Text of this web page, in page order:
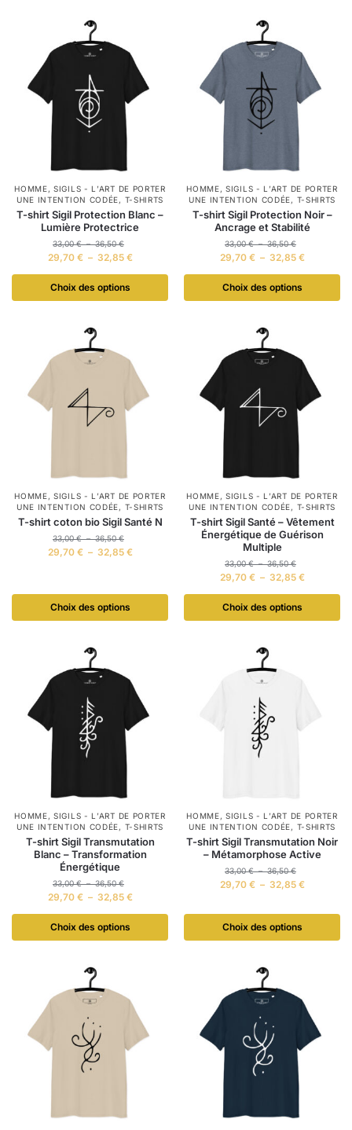
HOMME,SIGILS - L’ART DE PORTER
UNE INTENTION CODÉE, T-SHIRTS
T-shirt Sigil Protection Blanc –
Lumière Protectrice
33,00€ – 36,50€
29,70 € – 32,85 €
Choix des options
HOMME,SIGILS - L’ART DE PORTER
UNE INTENTION CODÉE, T-SHIRTS
T-shirt Sigil Protection Noir –
Ancrage et Stabilité
33,00€ – 36,50€
29,70 € – 32,85 €
Choix des options
HOMME,SIGILS - L’ART DE PORTER
UNE INTENTION CODÉE, T-SHIRTS
T-shirt coton bio Sigil Santé N
33,00€ – 36,50€
29,70 € – 32,85 €
Choix des options
HOMME,SIGILS - L’ART DE PORTER
UNE INTENTION CODÉE, T-SHIRTS
T-shirt Sigil Santé – Vêtement
Énergétique de Guérison
Multiple
33,00€ – 36,50€
29,70 € – 32,85 €
Choix des options
HOMME,SIGILS - L’ART DE PORTER
UNE INTENTION CODÉE, T-SHIRTS
T-shirt Sigil Transmutation
Blanc – Transformation
Énergétique
33,00€ – 36,50€
29,70 € – 32,85 €
Choix des options
HOMME,SIGILS - L’ART DE PORTER
UNE INTENTION CODÉE, T-SHIRTS
T-shirt Sigil Transmutation Noir
– Métamorphose Active
33,00€ – 36,50€
29,70 € – 32,85 €
Choix des options